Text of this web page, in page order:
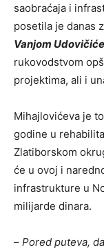
saobraćaja i
posetila je danas
Vanjom
rukovodstvom
projektima, ali i
Mihajlovićeva je
godine u
Zlatiborskom
će u ovoj i
infrastrukture u
milijarde dinara.
– Pored puteva,